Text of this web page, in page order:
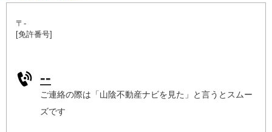
〒-
[免許番号]
--
ご連絡の際は「山陰不動産ナビを見た」と言うとスムー
ズです